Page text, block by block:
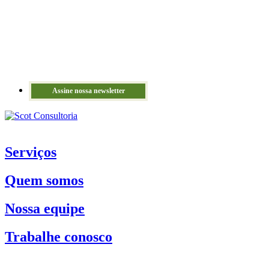
Assine nossa newsletter
Serviços
Quem somos
Nossa equipe
Trabalhe conosco